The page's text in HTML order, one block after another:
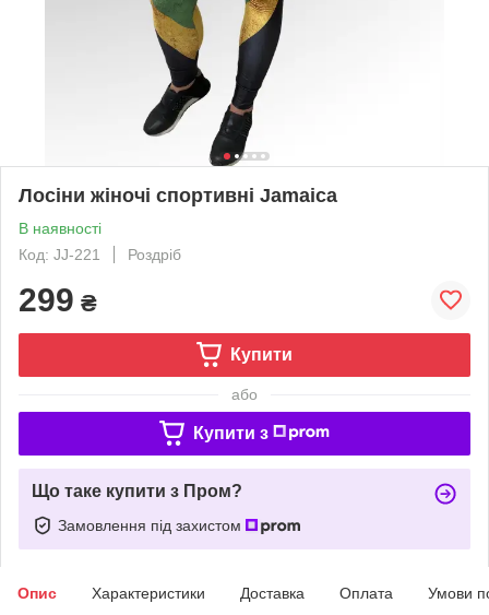
Лосіни жіночі спортивні Jamaica
В наявності
Код: JJ-221
Роздріб
299 ₴
Купити
або
Купити з
Що таке купити з Пром?
Замовлення під захистом
Опис Характеристики Доставка Оплата Умови